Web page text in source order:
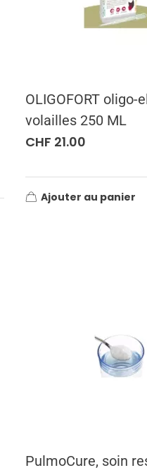
OLIGOFORT oligo-
volailles 250 ML
CHF 21.00
Ajouter au panier
PulmoCure, soin